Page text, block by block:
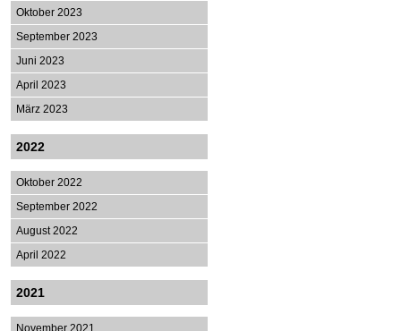
Oktober 2023
September 2023
Juni 2023
April 2023
März 2023
2022
Oktober 2022
September 2022
August 2022
April 2022
2021
November 2021